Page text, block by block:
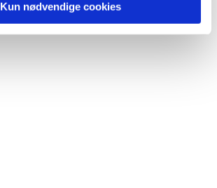
Kun nødvendige cookies